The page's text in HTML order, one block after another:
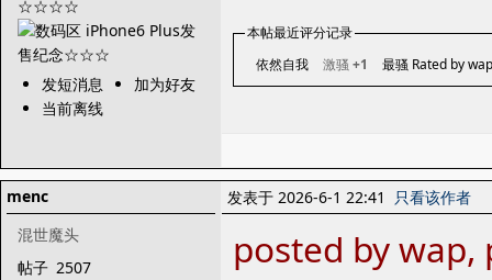
发短消息
加为好友
当前离线
本帖最近评分记录
依然自我
激骚 +1 最骚 Rated by wap
menc
混世魔头
帖子 2507
发表于 2026-6-1 22:41 只看该作者
posted by